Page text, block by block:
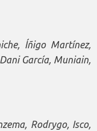
Íñigo Martínez,
García, Muniain,
Rodrygo, Isco,